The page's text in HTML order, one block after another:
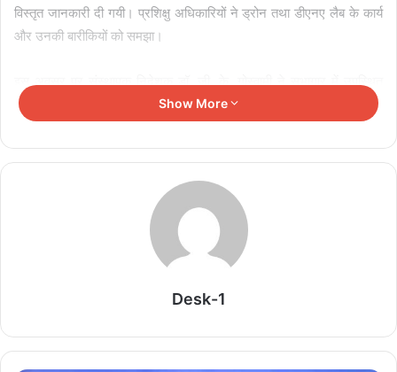
विस्तृत जानकारी दी गयी। प्रशिक्षु अधिकारियों ने ड्रोन तथा डीएनए लैब के कार्य
और उनकी बारीकियों को समझा।
इस अवसर पर संस्थापक निदेशक डॉ. जी. के. गोस्वामी ने सभागार में उपस्थित
अधिकारियो को संबोधित करते हुए कहा कि यह संस्थान वर्तमान में साइबर सुरक्षा
है। उन्होंने साक्ष्य के महत्व पर प्रकाश डालते हुए कहा कि किसी भी केस में साक्ष्य ही
काल है जितना जिज्ञासु होगें उतना ही नई-नई चीजों को सीख पायेगें। उन्होंने कहा
कि साइबर युग में अपराध के आयाम बदल रहे हैं। पहले फिजिकल अपराध होते थे
लेकिन अब डिजिटल दुनिया में अपराध हो रहे है ऐसे में तकनीक के बारे मे हम सभी
को अधिक से अधिक जानकारी रखनी होगी।
Show More
Desk-1